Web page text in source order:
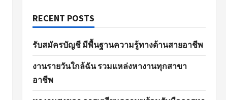
RECENT POSTS
รับสมัครบัญชี มีพื้นฐานความรู้ทางด้านสายอาชีพ
งานรายวันใกล้ฉัน รวมแหล่งหางานทุกสาขา
อาชีพ